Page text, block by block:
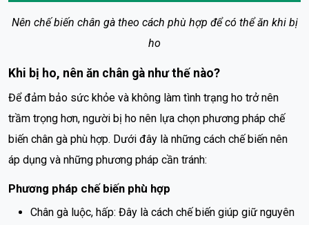
Nên chế biến chân gà theo cách phù hợp để có thể ăn khi bị
ho
Khi bị ho, nên ăn chân gà như thế nào?
Để đảm bảo sức khỏe và không làm tình trạng ho trở nên
trầm trọng hơn, người bị ho nên lựa chọn phương pháp chế
biến chân gà phù hợp. Dưới đây là những cách chế biến nên
áp dụng và những phương pháp cần tránh:
Phương pháp chế biến phù hợp
Chân gà luộc, hấp: Đây là cách chế biến giúp giữ nguyên